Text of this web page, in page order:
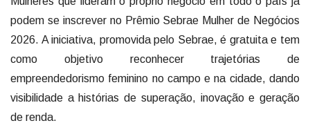
podem se inscrever no Prêmio Sebrae Mulher de Negócios
2026. A iniciativa, promovida pelo Sebrae, é gratuita e tem
como objetivo reconhecer trajetórias de
empreendedorismo feminino no campo e na cidade, dando
visibilidade a histórias de superação, inovação e geração
de renda.